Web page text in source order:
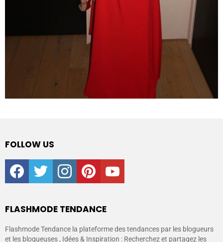
FOLLOW US
facebooktwitter instagrampinterestyoutube
FLASHMODE TENDANCE
Flashmode Tendance la plateforme des tendances par les blogueurs
et les blogueuses , Idées & Inspiration : Recherchez et partagez les